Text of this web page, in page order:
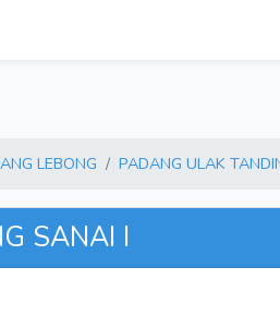
LEBONG PADANG ULAK
SANAI I